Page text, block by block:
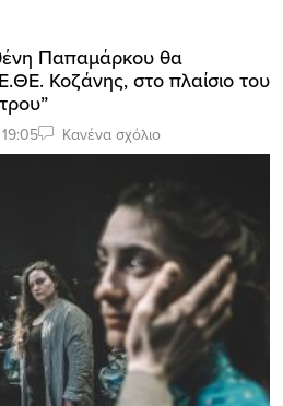
Παπαμάρκου θα
Κοζάνης, στο πλαίσιο του
19:05 Κανένα σχόλιο